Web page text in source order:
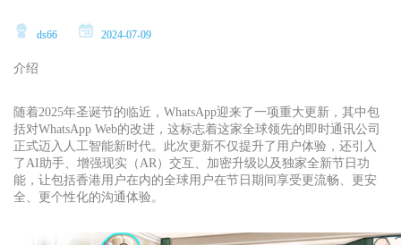
ds66 2024-07-09
介绍
随着2025年圣诞节的临近，WhatsApp迎来了一项重大更新，其中包
括对WhatsApp Web的改进，这标志着这家全球领先的即时通讯公司
正式迈入人工智能新时代。此次更新不仅提升了用户体验，还引入
了AI助手、增强现实（AR）交互、加密升级以及独家全新节日功
能，让包括香港用户在内的全球用户在节日期间享受更流畅、更安
全、更个性化的沟通体验。